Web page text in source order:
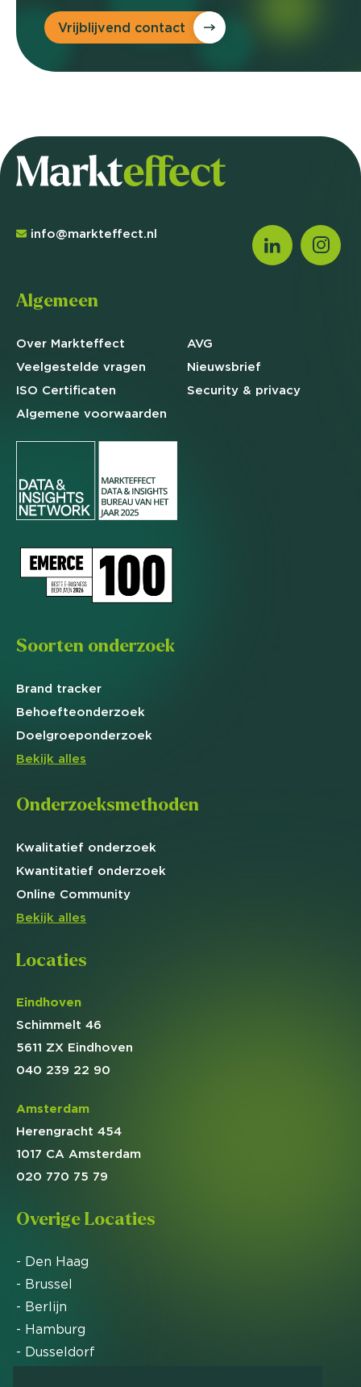
Vrijblijvend contact
info@markteffect.nl
Algemeen
Over Markteffect
Veelgestelde vragen
ISO Certificaten
Algemene voorwaarden
AVG
Nieuwsbrief
Security & privacy
Soorten onderzoek
Brand tracker
Behoefteonderzoek
Doelgroeponderzoek
Bekijk alles
Onderzoeksmethoden
Kwalitatief onderzoek
Kwantitatief onderzoek
Online Community
Bekijk alles
Locaties
Eindhoven
Schimmelt 46
5611 ZX Eindhoven
040 239 22 90
Amsterdam
Herengracht 454
1017 CA Amsterdam
020 770 75 79
Overige Locaties
- Den Haag
- Brussel
- Berlijn
- Hamburg
- Dusseldorf